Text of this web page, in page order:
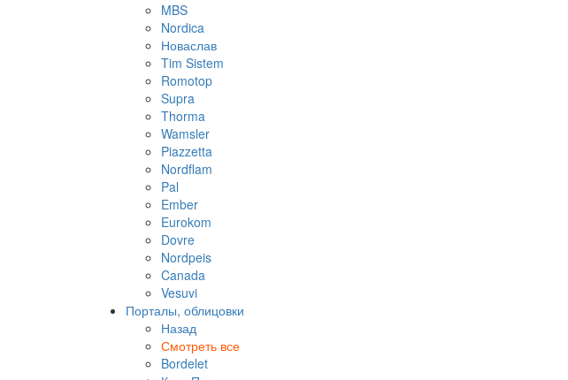
MBS
Nordica
Новаслав
Tim Sistem
Romotop
Supra
Thorma
Wamsler
Piazzetta
Nordflam
Pal
Ember
Eurokom
Dovre
Nordpeis
Canada
Vesuvi
Порталы, облицовки
Назад
Смотреть все
Bordelet